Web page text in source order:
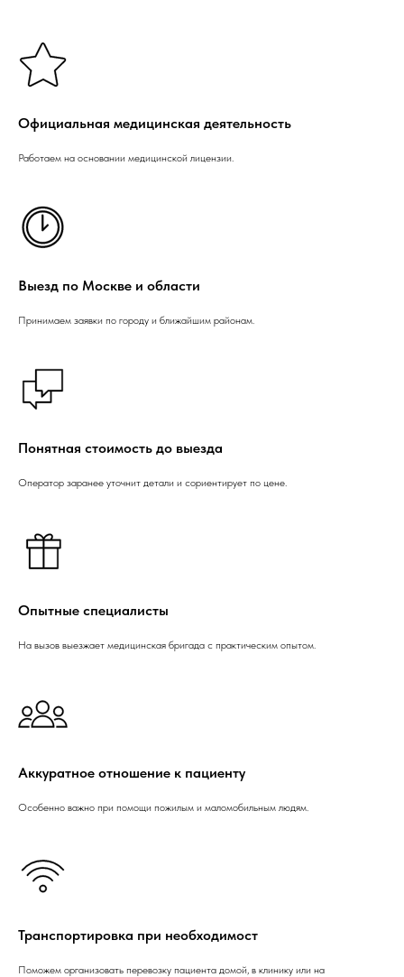
Официальная медицинская деятельность
Работаем на основании медицинской лицензии.
Выезд по Москве и области
Принимаем заявки по городу и ближайшим районам.
Понятная стоимость до выезда
Оператор заранее уточнит детали и сориентирует по цене.
Опытные специалисты
На вызов выезжает медицинская бригада с практическим опытом.
Аккуратное отношение к пациенту
Особенно важно при помощи пожилым и маломобильным людям.
Транспортировка при необходимост
Поможем организовать перевозку пациента домой, в клинику или на